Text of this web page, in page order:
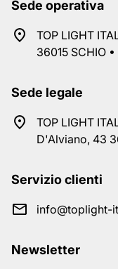
Sede operativa
TOP LIGHT
36015 SCHIO
Sede legale
TOP LIGHT
D'Alviano, 43
Servizio clienti
info@toplight-
Newsletter